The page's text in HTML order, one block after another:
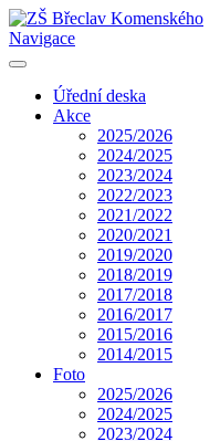
Navigace
Úřední deska
Akce
2025/2026
2024/2025
2023/2024
2022/2023
2021/2022
2020/2021
2019/2020
2018/2019
2017/2018
2016/2017
2015/2016
2014/2015
Foto
2025/2026
2024/2025
2023/2024